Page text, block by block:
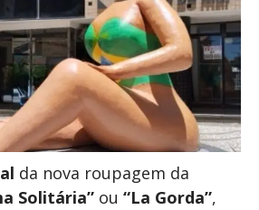
da nova roupagem da
Solitária” ou “La Gorda”,